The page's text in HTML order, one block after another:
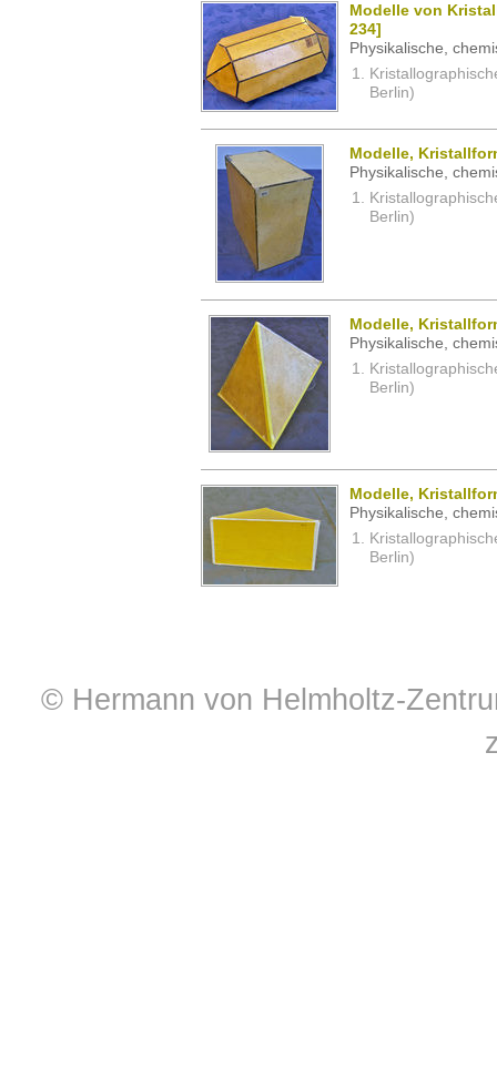
Modelle von
234]
Physikalische,
Berlin)
Modelle,
Physikalische,
Berlin)
Modelle,
Physikalische,
Berlin)
Modelle,
Physikalische,
Berlin)
© Hermann von Helmholtz-